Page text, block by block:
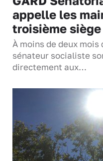
appelle les
troisième siège
À moins de deux
sénateur socialiste
directement aux…